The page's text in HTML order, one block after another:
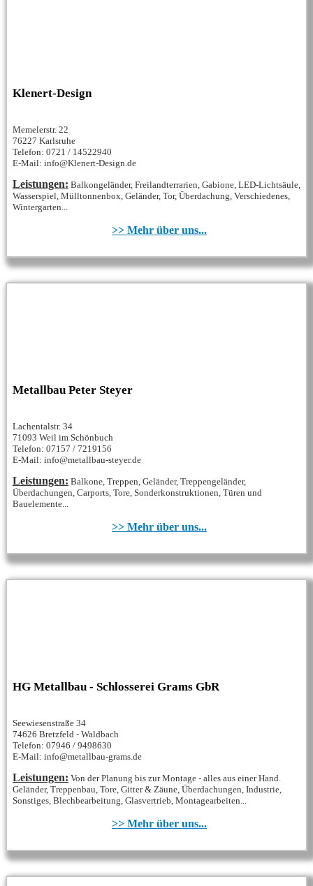
Klenert-Design
Memelerstr. 22
76227 Karlsruhe
Telefon: 0721 / 14522940
E-Mail: info@Klenert-Design.de
Leistungen: Balkongeländer, Freilandterrarien, Gabione, LED-Lichtsäule,
Wasserspiel, Mülltonnenbox, Geländer, Tor, Überdachung, Verschiedenes,
Wintergarten...
>> Mehr über uns...
Metallbau Peter Steyer
Lachentalstr. 34
71093 Weil im Schönbuch
Telefon: 07157 / 7219156
E-Mail: info@metallbau-steyer.de
Leistungen: Balkone, Treppen, Geländer, Treppengeländer,
Überdachungen, Carports, Tore, Sonderkonstruktionen, Türen und
Bauelemente...
>> Mehr über uns...
HG Metallbau - Schlosserei Grams GbR
Seewiesenstraße 34
74626 Bretzfeld - Waldbach
Telefon: 07946 / 9498630
E-Mail: info@metallbau-grams.de
Leistungen: Von der Planung bis zur Montage - alles aus einer Hand.
Geländer, Treppenbau, Tore, Gitter & Zäune, Überdachungen, Industrie,
Sonstiges, Blechbearbeitung, Glasvertrieb, Montagearbeiten...
>> Mehr über uns...